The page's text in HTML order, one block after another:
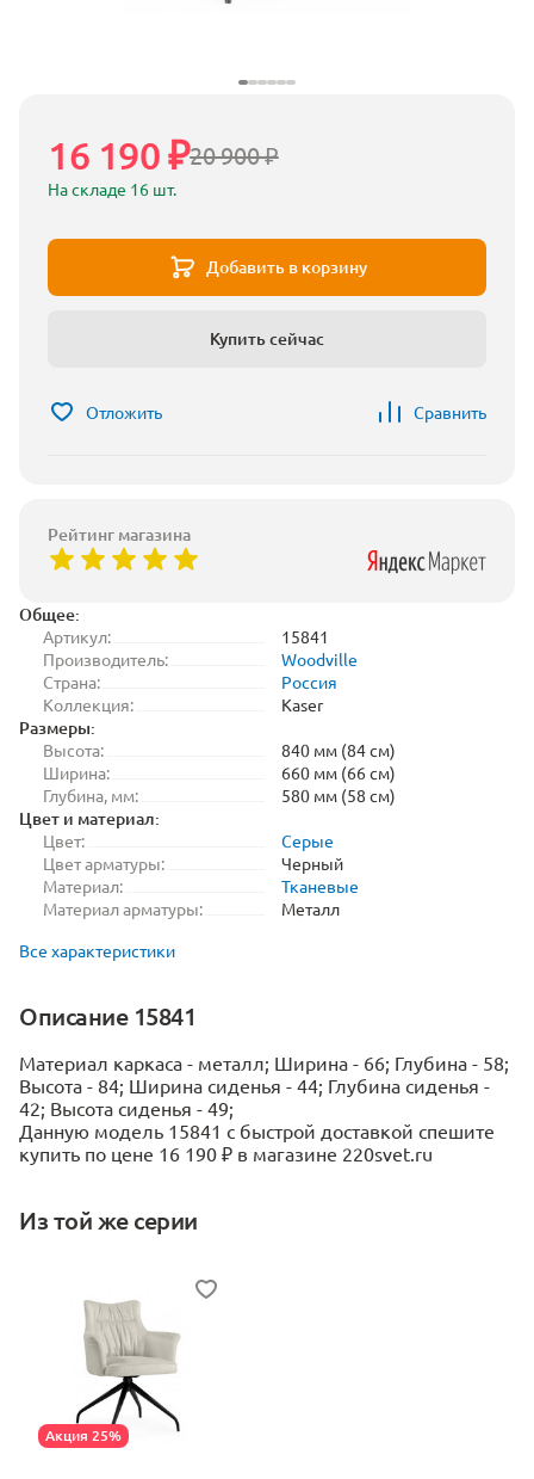
Общее:
Артикул:
15841
Производитель:
Woodville
Страна:
Россия
Коллекция:
Kaser
Размеры:
Высота:
840 мм (84 см)
Ширина:
660 мм (66 см)
Глубина, мм:
580 мм (58 см)
Цвет и материал:
Цвет:
Серые
Цвет арматуры:
Черный
Материал:
Тканевые
Материал арматуры:
Металл
Все характеристики
Описание 15841
Материал каркаса - металл; Ширина - 66; Глубина - 58;
Высота - 84; Ширина сиденья - 44; Глубина сиденья -
42; Высота сиденья - 49;
Данную модель 15841 с быстрой доставкой спешите
купить по цене 16 190 ₽ в магазине 220svet.ru
Из той же серии
Акция 25%
20 900 ₽
16 190 ₽
На складе 16 шт.
Добавить в корзину
Купить сейчас
Отложить Сравнить
Рейтинг магазина